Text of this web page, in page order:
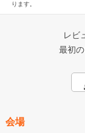
ります。
レビ
最初
会場